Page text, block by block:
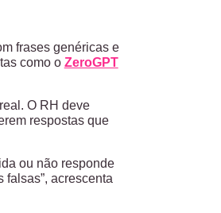
frases genéricas e
como o ZeroGPT
O RH deve
respostas que
ou não responde
acrescenta